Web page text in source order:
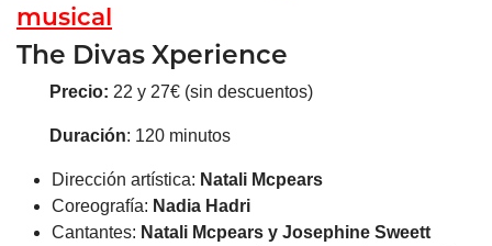
musical
The Divas Xperience
Precio: 22 y 27€ (sin descuentos)
Duración: 120 minutos
Dirección artística: Natali Mcpears
Coreografía: Nadia Hadri
Cantantes: Natali Mcpears y Josephine Sweett